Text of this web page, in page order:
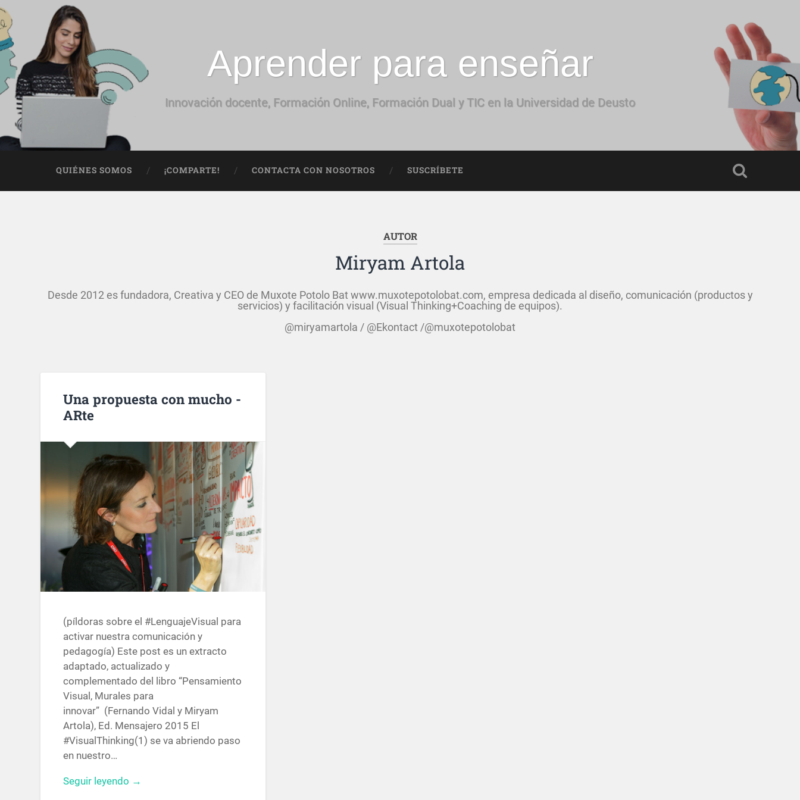
Aprender para enseñar
Innovación docente, Formación Online, Formación Dual y TIC en la Universidad de Deusto
QUIÉNES SOMOS ¡COMPARTE! CONTACTA CON NOSOTROS SUSCRÍBETE
AUTOR
Miryam Artola
Desde 2012 es fundadora, Creativa y CEO de Muxote Potolo Bat www.muxotepotolobat.com, empresa dedicada al diseño, comunicación (productos y
servicios) y facilitación visual (Visual Thinking+Coaching de equipos).
@miryamartola / @Ekontact /@muxotepotolobat
Una propuesta con mucho -
ARte
(píldoras sobre el #LenguajeVisual para
activar nuestra comunicación y
pedagogía) Este post es un extracto
adaptado, actualizado y
complementado del libro “Pensamiento
Visual, Murales para
innovar” (Fernando Vidal y Miryam
Artola), Ed. Mensajero 2015 El
#VisualThinking(1) se va abriendo paso
en nuestro…
Seguir leyendo →